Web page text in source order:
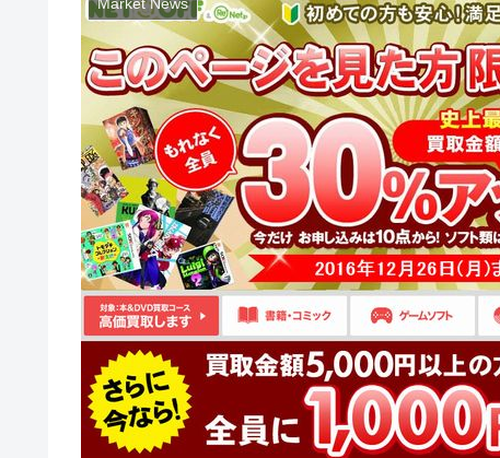
Market News